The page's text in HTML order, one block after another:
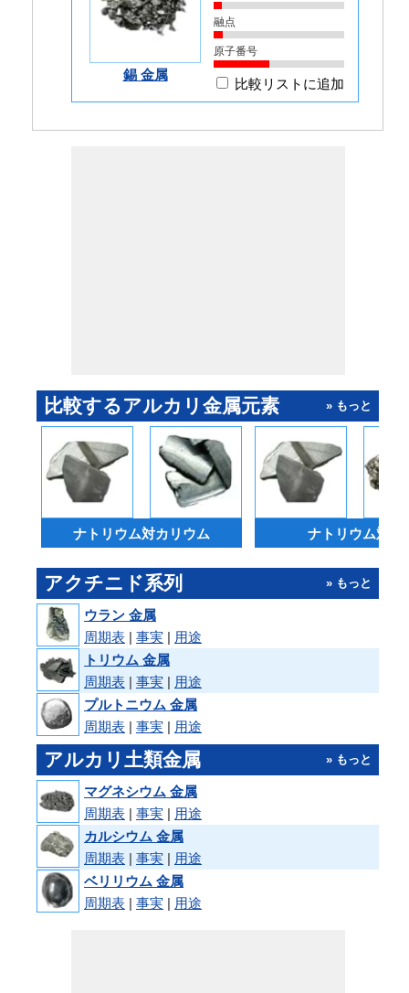
錫 金属
融点
原子番号
比較リストに追加
比較するアルカリ金属元素 » もっと
ナトリウム対カリウム ナトリウム対鉄
アクチニド系列 » もっと
ウラン 金属
周期表 | 事実 | 用途
トリウム 金属
周期表 | 事実 | 用途
プルトニウム 金属
周期表 | 事実 | 用途
アルカリ土類金属 » もっと
マグネシウム 金属
周期表 | 事実 | 用途
カルシウム 金属
周期表 | 事実 | 用途
ベリリウム 金属
周期表 | 事実 | 用途